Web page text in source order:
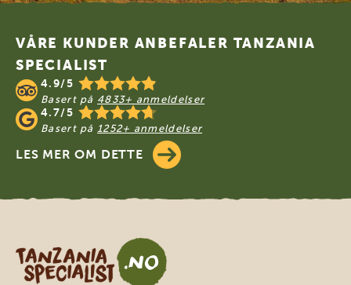
Footer
VÅRE KUNDER ANBEFALER TANZANIA
SPECIALIST
4.9/5
Basert på 4833+ anmeldelser
4.7/5
Basert på 1252+ anmeldelser
LES MER OM DETTE
Tanzania Specialist